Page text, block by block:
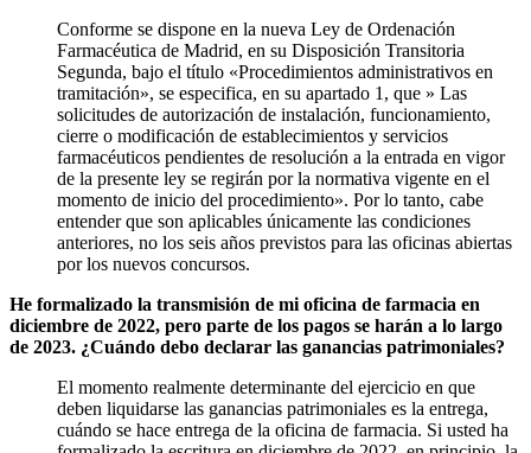
Conforme se dispone en la nueva Ley de Ordenación
Farmacéutica de Madrid, en su Disposición Transitoria
Segunda, bajo el título «Procedimientos administrativos en
tramitación», se especifica, en su apartado 1, que » Las
solicitudes de autorización de instalación, funcionamiento,
cierre o modificación de establecimientos y servicios
farmacéuticos pendientes de resolución a la entrada en vigor
de la presente ley se regirán por la normativa vigente en el
momento de inicio del procedimiento». Por lo tanto, cabe
entender que son aplicables únicamente las condiciones
anteriores, no los seis años previstos para las oficinas abiertas
por los nuevos concursos.
He formalizado la transmisión de mi oficina de farmacia en
diciembre de 2022, pero parte de los pagos se harán a lo largo
de 2023. ¿Cuándo debo declarar las ganancias patrimoniales?
El momento realmente determinante del ejercicio en que
deben liquidarse las ganancias patrimoniales es la entrega,
cuándo se hace entrega de la oficina de farmacia. Si usted ha